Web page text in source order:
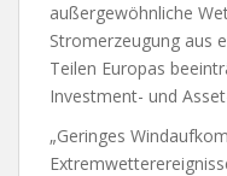
außergewöhnliche
Stromerzeugung aus
Teilen Europas
Investment- und
„Geringes